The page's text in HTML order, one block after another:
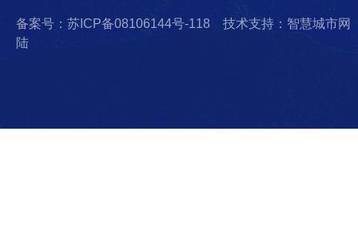
备案号：苏ICP备08106144号-118
技术支持：智慧城市网
陆